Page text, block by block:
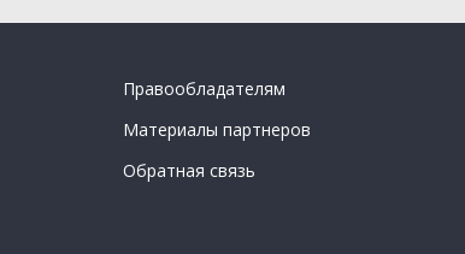
Правообладателям
Материалы партнеров
Обратная связь